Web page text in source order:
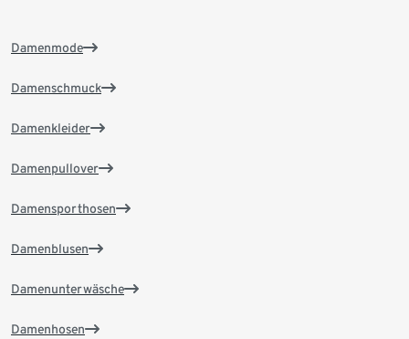
Damenmode
Damenschmuck
Damenkleider
Damenpullover
Damensporthosen
Damenblusen
Damenunterwäsche
Damenhosen